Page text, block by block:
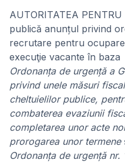
AUTORITATEA
publică anunțul privind
recrutare pentru
execuţie vacante în
Ordonanța de urgență a
privind unele măsuri
cheltuielilor publice,
combaterea evaziunii
completarea unor acte
prorogarea unor termene
Ordonanța de urgență